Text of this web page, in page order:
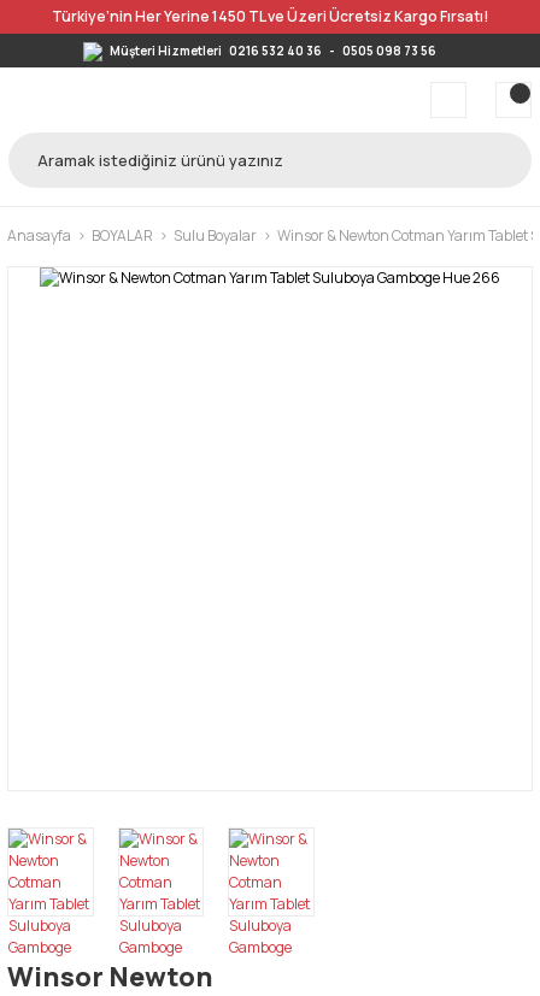
Türkiye’nin Her Yerine 1450 TL ve Üzeri Ücretsiz Kargo Fırsatı!
Müşteri Hizmetleri 0216 532 40 36 - 0505 098 73 56
Anasayfa BOYALAR Sulu Boyalar Winsor & Newton Cotman Yarım Tablet
Winsor Newton